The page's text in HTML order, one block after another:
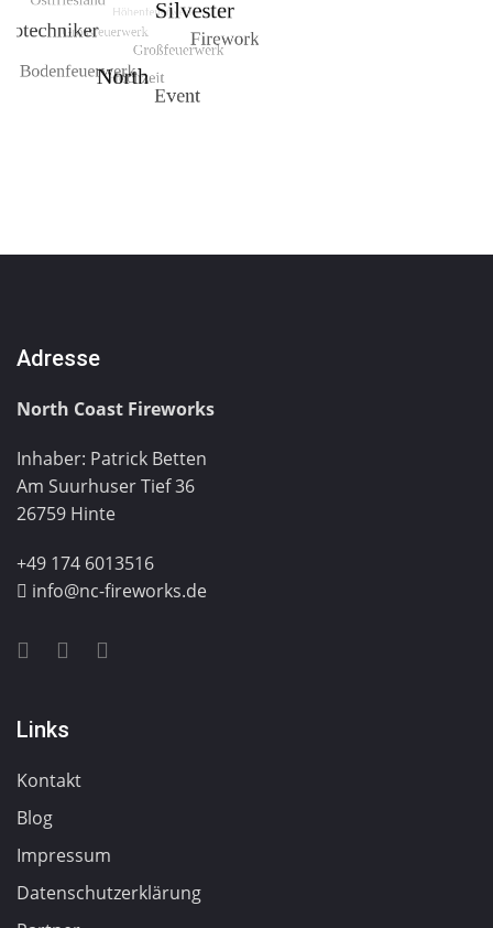
Adresse
North Coast Fireworks
Inhaber: Patrick Betten
Am Suurhuser Tief 36
26759 Hinte
+49 174 6013516
info@nc-fireworks.de
Links
Kontakt
Blog
Impressum
Datenschutzerklärung